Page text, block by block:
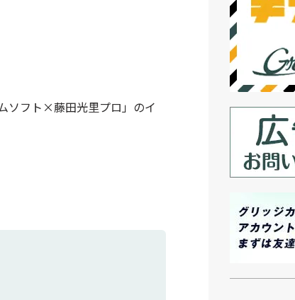
ソフト×藤田光里プロ」のイ